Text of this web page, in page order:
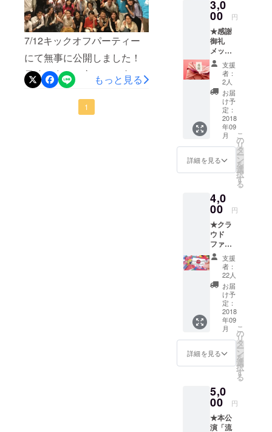
いです。 今年で「平成」が
最後の年となり、 舞台の時
代背景でもある「昭和」と
いう時代が 更に過去の出来
事となってしまいます。 こ
のプロジェクトを実施し、
皆様からのご支援で 平成最
い、国を守る為に。特攻隊
員は、死ぬ準備の為に。 な
んと悲しく、健気な生き様
でしょうか。 自分は甘い
なぁと思いました。日々死
を覚悟しなくても生きてゆ
ける時代に生まれて、もっ
7/12キックオフパーティー
にて無事に公開しました！
早速、多くの方からの支援
をいただき感謝していま
す。 パーティーでは、英霊
もっと見る
1
3,0
00 円
★感謝
御礼
メッ
セージ
★ 御支
援頂
き、あ
りがと
うござ
いま
す！！
感謝の
気持ち
を込め
て一人
メッ
セージ
をお届
け致し
ます！
支援
者：
2人
お届
け予
定：
2018
年09
月
詳細を見る
こ
の
リ
タ
ー
ン
を
選
択
す
る
4,0
00 円
★クラ
ウド
ファン
ディン
グ限定T
シャツ
★ キッ
クオフ
パー
ティー
のライ
ブベン
トにて
書かれ
た、書
しさん
による
デザイ
ンのT
シャツ
支援
者：
22人
お届
け予
定：
2018
年09
月
詳細を見る
こ
の
リ
タ
ー
ン
を
選
択
す
る
5,0
00 円
★本公
演「流